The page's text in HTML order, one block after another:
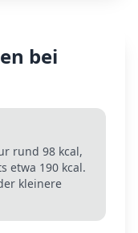
bei
rund 98 kcal,
etwa 190 kcal.
kleinere